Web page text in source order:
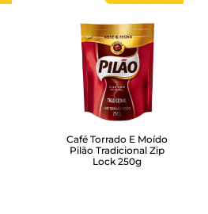
Café Torrado E Moído
Pilão Tradicional Zip
Lock 250g